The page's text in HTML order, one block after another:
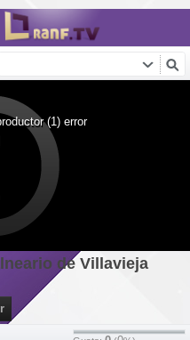
(1) error
de Villavieja